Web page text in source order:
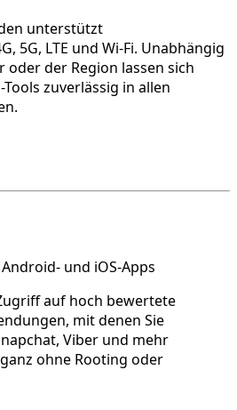
unterstützt
5G, LTE und Wi-Fi. Unabhängig
der Region lassen sich
zuverlässig in allen
und iOS-Apps
auf hoch bewertete
mit denen Sie
Viber und mehr
ohne Rooting oder